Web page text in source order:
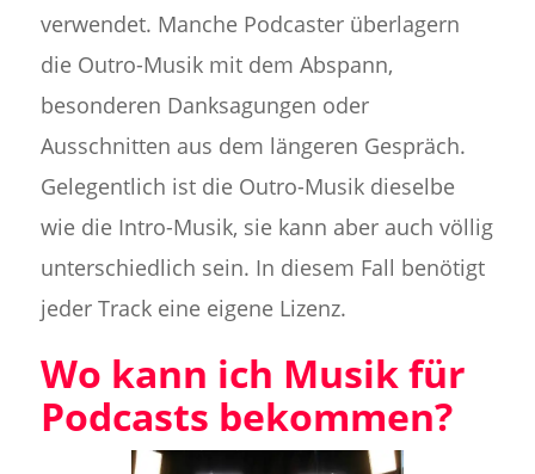
verwendet. Manche Podcaster überlagern
die Outro-Musik mit dem Abspann,
besonderen Danksagungen oder
Ausschnitten aus dem längeren Gespräch.
Gelegentlich ist die Outro-Musik dieselbe
wie die Intro-Musik, sie kann aber auch völlig
unterschiedlich sein. In diesem Fall benötigt
jeder Track eine eigene Lizenz.
Wo kann ich Musik für
Podcasts bekommen?